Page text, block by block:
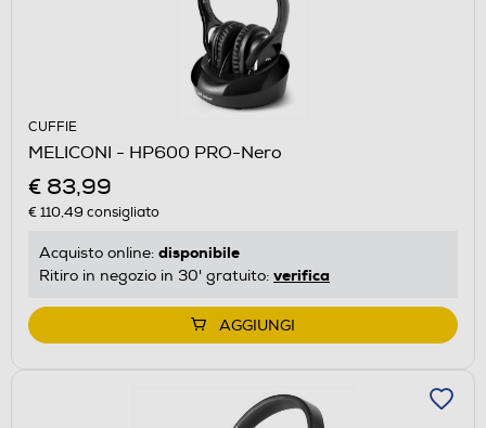
CUFFIE
MELICONI - HP600 PRO-Nero
€ 83,99
€ 110,49 consigliato
Acquisto online: disponibile
Ritiro in negozio in 30' gratuito: verifica
AGGIUNGI